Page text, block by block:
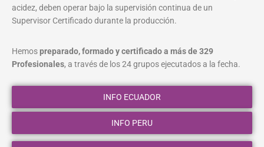
acidez, deben operar bajo la supervisión continua de un
Supervisor Certificado durante la producción.
Hemospreparado, formado y certificado a más de 329
Profesionales, a través de los 24 grupos ejecutados a la fecha.
INFO ECUADOR
INFO PERU